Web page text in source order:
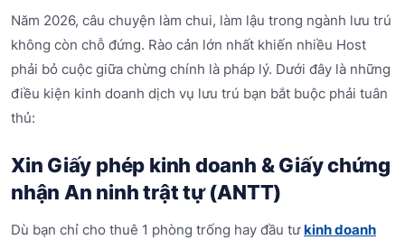
Năm 2026, câu chuyện làm chui, làm lậu trong ngành lưu trú
không còn chỗ đứng. Rào cản lớn nhất khiến nhiều Host
phải bỏ cuộc giữa chừng chính là pháp lý. Dưới đây là những
điều kiện kinh doanh dịch vụ lưu trú bạn bắt buộc phải tuân
thủ:
Xin Giấy phép kinh doanh & Giấy chứng
nhận An ninh trật tự (ANTT)
Dù bạn chỉ cho thuê 1 phòng trống hay đầu tưkinh doanh